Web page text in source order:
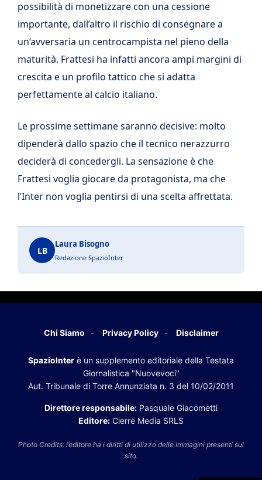
possibilità di monetizzare con una cessione
importante, dall’altro il rischio di consegnare a
un’avversaria un centrocampista nel pieno della
maturità. Frattesi ha infatti ancora ampi margini di
crescita e un profilo tattico che si adatta
perfettamente al calcio italiano.
Le prossime settimane saranno decisive: molto
dipenderà dallo spazio che il tecnico nerazzurro
deciderà di concedergli. La sensazione è che
Frattesi voglia giocare da protagonista, ma che
l’Inter non voglia pentirsi di una scelta affrettata.
LB
Laura Bisogno
Redazione SpazioInter
Chi Siamo Privacy Policy Disclaimer
SpazioInter è un supplemento editoriale della Testata
Giornalistica "Nuovevoci"
Aut. Tribunale di Torre Annunziata n. 3 del 10/02/2011
Direttore responsabile: Pasquale Giacometti
Editore: Cierre Media SRLS
Photo Credits: l’editore ha i diritti di utilizzo delle immagini presenti sul
sito.